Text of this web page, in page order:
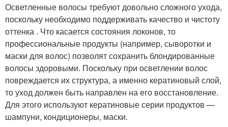
Осветленные волосы требуют довольно сложного ухода,
поскольку необходимо поддерживать качество и чистоту
оттенка . Что касается состояния локонов, то
профессиональные продукты (например, сыворотки и
маски для волос) позволят сохранить блондированные
волосы здоровыми. Поскольку при осветлении волос
повреждается их структура, а именно кератиновый слой,
то уход должен быть направлен на его восстановление.
Для этого используют кератиновые серии продуктов —
шампуни, кондиционеры, маски.